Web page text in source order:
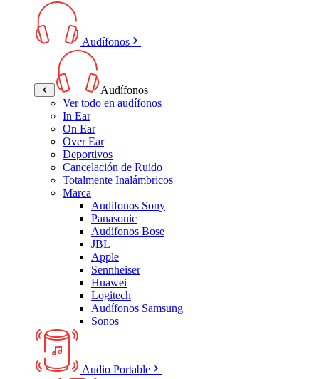
Audífonos
Audífonos
Ver todo en audífonos
In Ear
On Ear
Over Ear
Deportivos
Cancelación de Ruido
Totalmente Inalámbricos
Marca
Audifonos Sony
Panasonic
Audífonos Bose
JBL
Apple
Sennheiser
Huawei
Logitech
Audífonos Samsung
Sonos
Audio Portable